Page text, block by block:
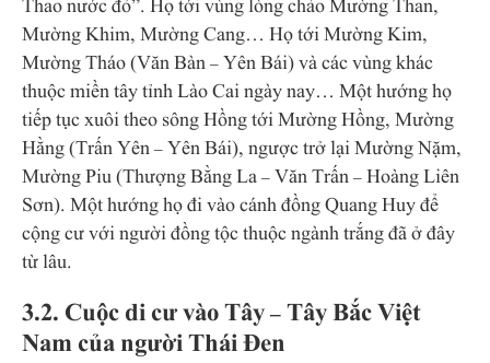
Thao nước đỏ”. Họ tới vùng lòng chảo Mường Than,
Mường Khim, Mường Cang… Họ tới Mường Kim,
Mường Tháo (Văn Bàn – Yên Bái) và các vùng khác
thuộc miền tây tỉnh Lào Cai ngày nay… Một hướng họ
tiếp tục xuôi theo sông Hồng tới Mường Hồng, Mường
Hằng (Trấn Yên – Yên Bái), ngược trở lại Mường Nặm,
Mường Piu (Thượng Bằng La – Văn Trấn – Hoàng Liên
Sơn). Một hướng họ đi vào cánh đồng Quang Huy để
cộng cư với người đồng tộc thuộc ngành trắng đã ở đây
từ lâu.
3.2. Cuộc di cư vào Tây – Tây Bắc Việt
Nam của người Thái Đen